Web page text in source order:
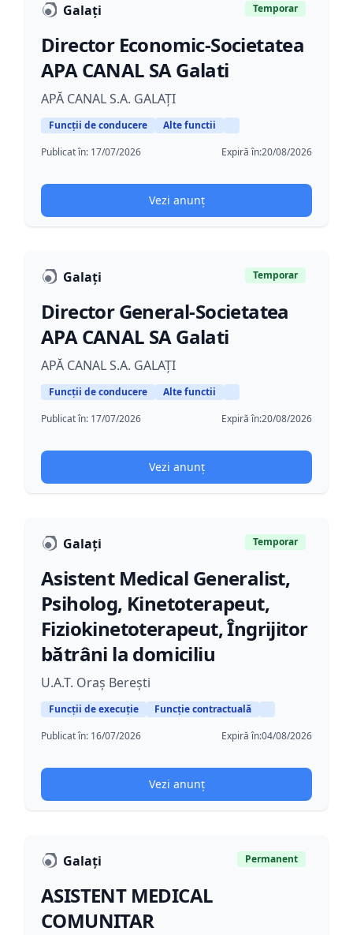
Galați Temporar
Director Economic-Societatea
APA CANAL SA Galati
APĂ CANAL S.A. GALAȚI
Funcții de conducere
Alte functii
Publicat în: 17/07/2026 Expiră în:20/08/2026
Vezi anunț
Galați Temporar
Director General-Societatea
APA CANAL SA Galati
APĂ CANAL S.A. GALAȚI
Funcții de conducere
Alte functii
Publicat în: 17/07/2026 Expiră în:20/08/2026
Vezi anunț
Galați Temporar
Asistent Medical Generalist,
Psiholog, Kinetoterapeut,
Fiziokinetoterapeut, Îngrijitor
bătrâni la domiciliu
U.A.T. Oraș Berești
Funcții de execuție
Funcție contractuală
Publicat în: 16/07/2026 Expiră în:04/08/2026
Vezi anunț
Galați Permanent
ASISTENT MEDICAL
COMUNITAR